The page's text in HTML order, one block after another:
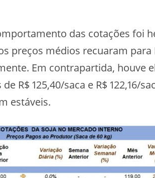
das cotações foi
preços médios recuaram para
Em contrapartida, houve
R$ 125,40/saca e R$ 122,16/
estáveis.